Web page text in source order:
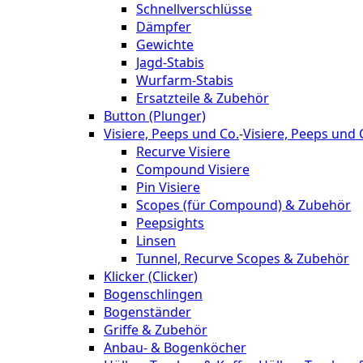
Schnellverschlüsse
Dämpfer
Gewichte
Jagd-Stabis
Wurfarm-Stabis
Ersatzteile & Zubehör
Button (Plunger)
Visiere, Peeps und Co.-Visiere, Peeps und
Recurve Visiere
Compound Visiere
Pin Visiere
Scopes (für Compound) & Zubehör
Peepsights
Linsen
Tunnel, Recurve Scopes & Zubehör
Klicker (Clicker)
Bogenschlingen
Bogenständer
Griffe & Zubehör
Anbau- & Bogenköcher